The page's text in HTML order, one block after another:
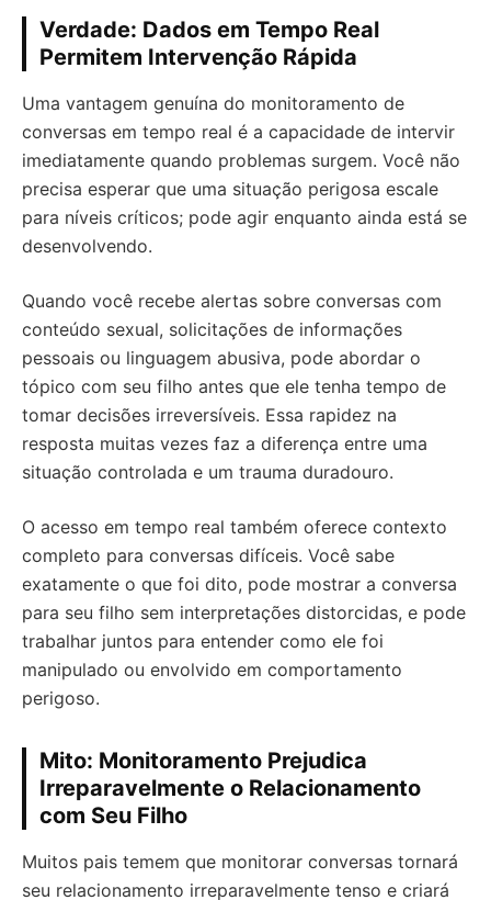
Verdade: Dados em Tempo Real
Permitem Intervenção Rápida
Uma vantagem genuína do monitoramento de
conversas em tempo real é a capacidade de intervir
imediatamente quando problemas surgem. Você não
precisa esperar que uma situação perigosa escale
para níveis críticos; pode agir enquanto ainda está se
desenvolvendo.
Quando você recebe alertas sobre conversas com
conteúdo sexual, solicitações de informações
pessoais ou linguagem abusiva, pode abordar o
tópico com seu filho antes que ele tenha tempo de
tomar decisões irreversíveis. Essa rapidez na
resposta muitas vezes faz a diferença entre uma
situação controlada e um trauma duradouro.
O acesso em tempo real também oferece contexto
completo para conversas difíceis. Você sabe
exatamente o que foi dito, pode mostrar a conversa
para seu filho sem interpretações distorcidas, e pode
trabalhar juntos para entender como ele foi
manipulado ou envolvido em comportamento
perigoso.
Mito: Monitoramento Prejudica
Irreparavelmente o Relacionamento
com Seu Filho
Muitos pais temem que monitorar conversas tornará
seu relacionamento irreparavelmente tenso e criará